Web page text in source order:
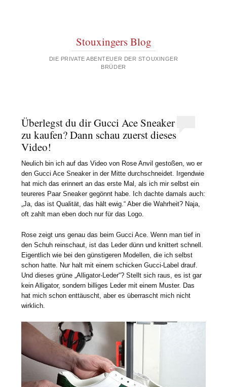
Stouxingers Blog
DIE PRIVATE ABENTEUER DER STOUXINGER
BRÜDER
Überlegst du dir Gucci Ace Sneaker
zu kaufen? Dann schau zuerst dieses
Video!
Neulich bin ich auf das Video von Rose Anvil gestoßen, wo er
den Gucci Ace Sneaker in der Mitte durchschneidet. Irgendwie
hat mich das erinnert an das erste Mal, als ich mir selbst ein
teureres Paar Sneaker gegönnt habe. Ich dachte damals auch:
„Ja, das ist Qualität, das hält ewig.“ Aber die Wahrheit? Naja,
oft zahlt man eben doch nur für das Logo.
Rose zeigt uns genau das beim Gucci Ace. Wenn man tief in
den Schuh reinschaut, ist das Leder dünn und knittert schnell.
Eigentlich wie bei den günstigeren Modellen, die ich selbst
schon hatte. Nur halt mit einem schicken Gucci-Label drauf.
Und dieses grüne „Alligator-Leder“? Stellt sich raus, es ist gar
kein Alligator, sondern billiges Leder mit einem Muster. Das
hat mich schon enttäuscht, aber es überrascht mich nicht
wirklich.